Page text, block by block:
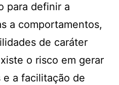
para definir a
a comportamentos,
de caráter
o risco em gerar
a facilitação de